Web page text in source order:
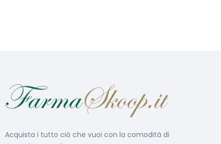
Acquista i tutto ciò che vuoi con la comodità di